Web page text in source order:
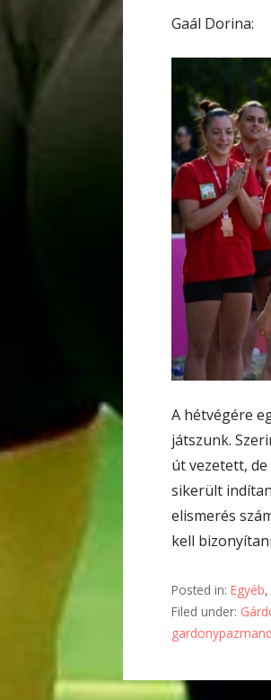
Gaál Dorina:
A hétvégére
játszunk.
út vezetett,
sikerült
elismerés
kell
Posted in:Egyéb,
Filed under: